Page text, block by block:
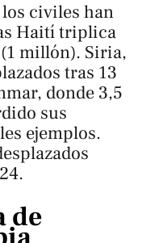
los civiles han
Haití triplica
millón). Siria,
tras 13
donde 3,5
sus
ejemplos.
de